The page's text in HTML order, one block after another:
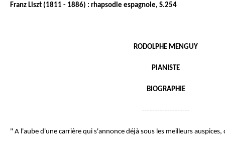
Franz Liszt (1811 - 1886) : rhapsodie espagnole, S.254
RODOLPHE MENGUY
PIANISTE
BIOGRAPHIE
-------------------
" A l'aube d'une carrière qui s'annonce déjà sous les meilleurs